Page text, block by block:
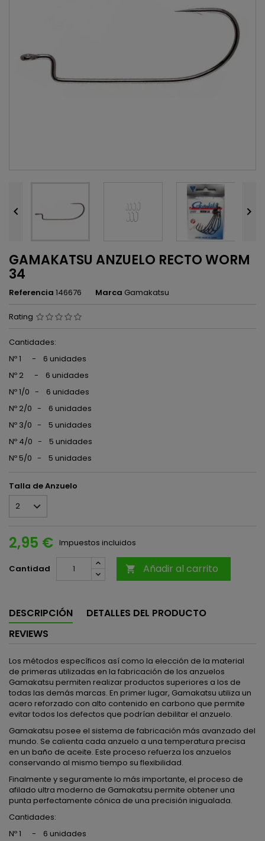
 
GAMAKATSU ANZUELO RECTO WORM
34
Referencia 146676 Marca Gamakatsu
Rating
Cantidades:
Nº 1 - 6 unidades
Nº 2 - 6 unidades
Nº 1/0 - 6 unidades
Nº 2/0 - 6 unidades
Nº 3/0 - 5 unidades
Nº 4/0 - 5 unidades
Nº 5/0 - 5 unidades
Talla de Anzuelo
2,95 € Impuestos incluidos
Cantidad  Añadir al carrito
DESCRIPCIÓN
DETALLES DEL PRODUCTO
REVIEWS
Los métodos específicos así como la elección de la material
de primeras utilizadas en la fabricación de los anzuelos
Gamakatsu permiten realizar productos superiores a los de
todas las demás marcas. En primer lugar, Gamakatsu utiliza un
acero reforzado con alto contenido en carbono que permite
evitar todos los defectos que podrían debilitar el anzuelo.
Gamakatsu posee el sistema de fabricación más avanzado del
mundo. Se calienta cada anzuelo a una temperatura precisa
en un baño de aceite. Este proceso refuerza los anzuelos
conservando al mismo tiempo su flexibilidad.
Finalmente y seguramente lo más importante, el proceso de
afilado ultra moderno de Gamakatsu permite obtener una
punta perfectamente cónica de una precisión inigualada.
Cantidades:
Nº 1 - 6 unidades